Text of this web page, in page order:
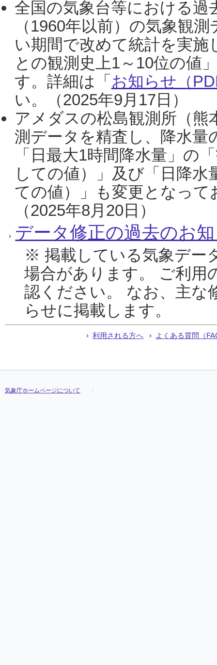
全国の気象台等における過
（1960年以前）の気象観
い期間で改めて統計を実
との観測史上1～10位の値
す。詳細は「 お知らせ（
い。（2025年9月17日）
アメダスの松島観測所（熊
測データを精査し、降水
「日最大1時間降水量」の
しての値）」及び「日降
ての値）」も変更となっ
（2025年8月20日）
データ修正の過去のお
※ 掲載している気象デー
場合があります。 ご利用
認ください。 なお、主な
らせに掲載します。
利用される方へ よくある質問（
気象庁ホームページについて